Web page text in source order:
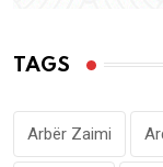
TAGS
Arbër Zaimi